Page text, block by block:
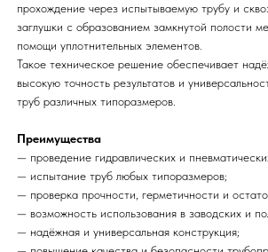
прохождение через испытываемую трубу и
заглушки с образованием замкнутой полости
помощи уплотнительных элементов.
Такое техническое решение обеспечивает
высокую точность результатов и
труб различных типоразмеров.
Преимущества
— проведение гидравлических и
— испытание труб любых типоразмеров;
— проверка прочности, герметичности и
— возможность использования в заводских и
— надёжная и универсальная конструкция;